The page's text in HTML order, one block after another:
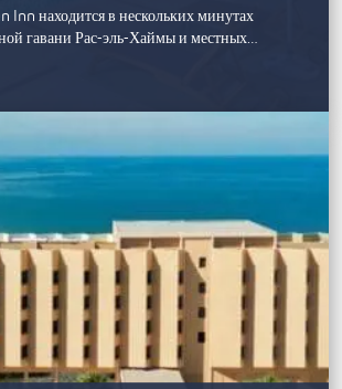
находится в нескольких минутах
гавани Рас-эль-Хаймы и местных…